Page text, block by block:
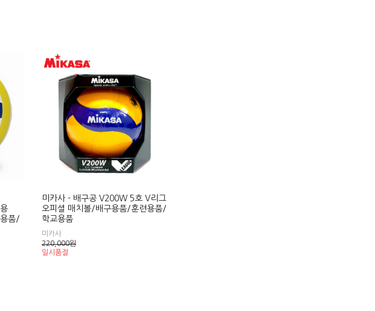
품/
미카사 - 배구공 V200W 5호 V리그
오피셜 매치볼/배구용품/훈련용품/
학교용품
미카사
220,000원
일시품절